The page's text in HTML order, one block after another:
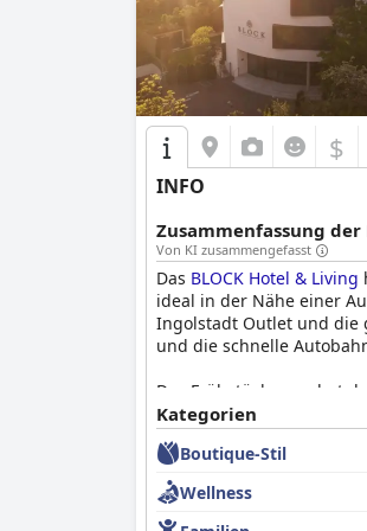
$
INFO
Zusammenfassung
Von KI zusammengefasst
Das BLOCK Hotel & Living
ideal in der Nähe einer
Ingolstadt Outlet und die
und die schnelle
Das Frühstücksangebot
begeistert. Mit frischen
Ambiente der
Nachfüllen bestimmter
Obwohl das
kompensiert. Obwohl die
Kategorien
Boutique-Stil
Wellness